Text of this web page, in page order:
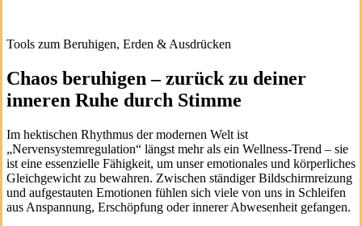
Tools zum Beruhigen, Erden & Ausdrücken
Chaos beruhigen – zurück zu deiner
inneren Ruhe durch Stimme
Im hektischen Rhythmus der modernen Welt ist
„Nervensystemregulation“ längst mehr als ein Wellness-Trend – sie
ist eine essenzielle Fähigkeit, um unser emotionales und körperliches
Gleichgewicht zu bewahren. Zwischen ständiger Bildschirmreizung
und aufgestauten Emotionen fühlen sich viele von uns in Schleifen
aus Anspannung, Erschöpfung oder innerer Abwesenheit gefangen.